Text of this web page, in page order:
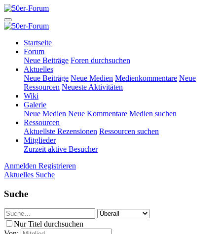
Startseite
Forum
Neue Beiträge Foren durchsuchen
Aktuelles
Neue Beiträge Neue Medien Medienkommentare Neue
Ressourcen Neueste Aktivitäten
Wiki
Galerie
Neue Medien Neue Kommentare Medien suchen
Ressourcen
Aktuellste Rezensionen Ressourcen suchen
Mitglieder
Zurzeit aktive Besucher
Anmelden Registrieren
Aktuelles Suche
Suche
Nur Titel durchsuchen